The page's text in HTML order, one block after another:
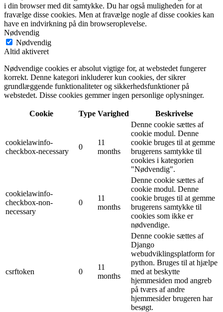
i din browser med dit samtykke. Du har også muligheden for at
fravælge disse cookies. Men at fravælge nogle af disse cookies kan
have en indvirkning på din browseroplevelse.
Nødvendig
Nødvendig
Altid aktiveret
Nødvendige cookies er absolut vigtige for, at webstedet fungerer
korrekt. Denne kategori inkluderer kun cookies, der sikrer
grundlæggende funktionaliteter og sikkerhedsfunktioner på
webstedet. Disse cookies gemmer ingen personlige oplysninger.
Cookie Type Varighed Beskrivelse
cookielawinfo-
checkbox-necessary
0
11
months
Denne cookie sættes af
cookie modul. Denne
cookie bruges til at gemme
brugerens samtykke til
cookies i kategorien
"Nødvendig".
cookielawinfo-
checkbox-non-
necessary
0
11
months
Denne cookie sættes af
cookie modul. Denne
cookie bruges til at gemme
brugerens samtykke til
cookies som ikke er
nødvendige.
csrftoken 0
11
months
Denne cookie sættes af
Django
webudviklingsplatform for
python. Bruges til at hjælpe
med at beskytte
hjemmesiden mod angreb
på tværs af andre
hjemmesider brugeren har
besøgt.